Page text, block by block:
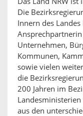
Die
Innern des
Unternehmen,
Kommunen,
sowie vielen
die
200 Jahren im
aus den